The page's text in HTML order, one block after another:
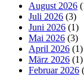
August 2026
Juli 2026 (3)
Juni 2026 (1)
Mai 2026 (3)
April 2026 (1)
März 2026 (1)
Februar 2026